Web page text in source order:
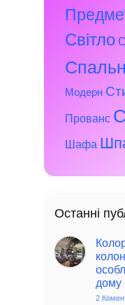
Світло
Модерн
Прованс
Шафа
Останні
дому
2